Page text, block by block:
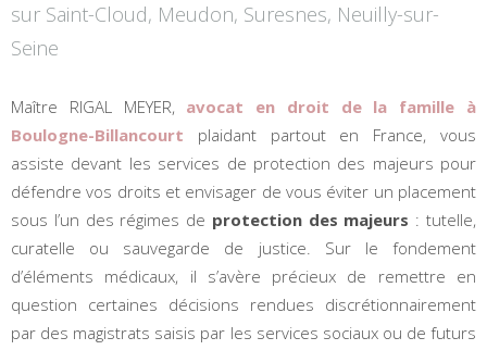
sur Saint-Cloud, Meudon, Suresnes, Neuilly-sur-
Seine
Maître RIGAL MEYER, avocat en droit de la famille à
Boulogne-Billancourt plaidant partout en France, vous
assiste devant les services de protection des majeurs pour
défendre vos droits et envisager de vous éviter un placement
sous l’un des régimes de protection des majeurs : tutelle,
curatelle ou sauvegarde de justice. Sur le fondement
d’éléments médicaux, il s’avère précieux de remettre en
question certaines décisions rendues discrétionnairement
par des magistrats saisis par les services sociaux ou de futurs